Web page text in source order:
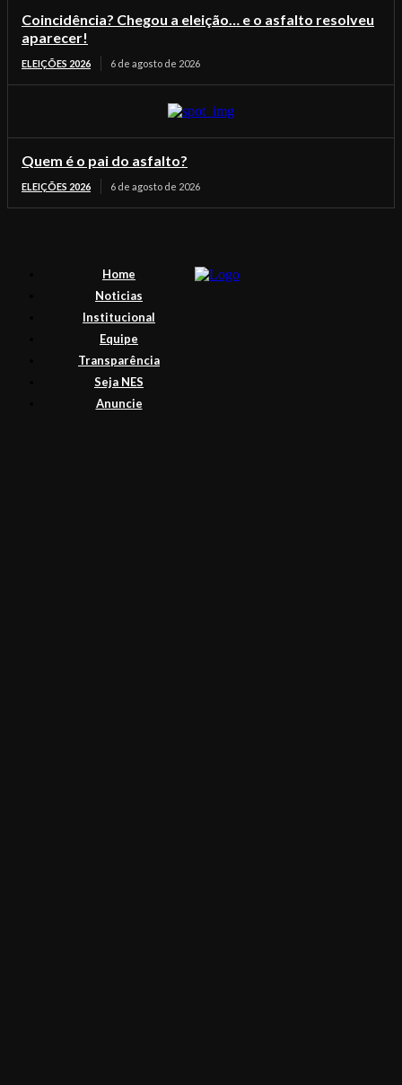
Coincidência? Chegou a eleição… e o asfalto resolveu
aparecer!
ELEIÇÕES 2026 6 de agosto de 2026
Quem é o pai do asfalto?
ELEIÇÕES 2026 6 de agosto de 2026
Home
Noticias
Institucional
Equipe
Transparência
Seja NES
Anuncie